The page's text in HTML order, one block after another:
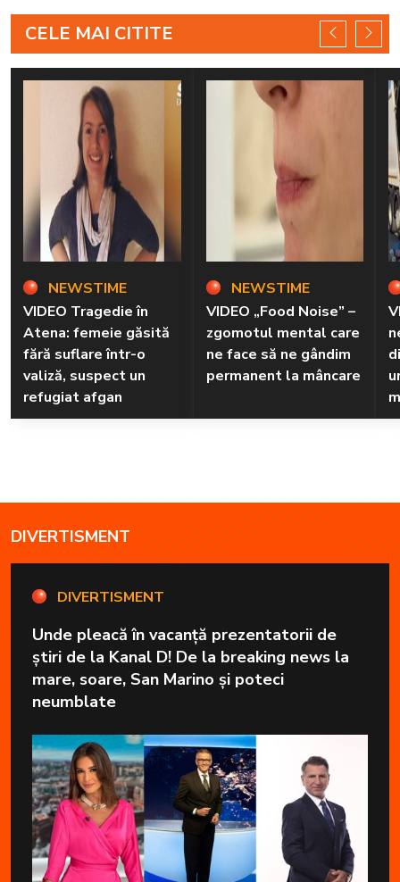
CELE MAI CITITE
NEWSTIME
VIDEO Tragedie în
Atena: femeie găsită
fără suflare într-o
valiză, suspect un
refugiat afgan
NEWSTIME
VIDEO „Food Noise” –
zgomotul mental care
ne face să ne gândim
permanent la mâncare
DIVERTISMENT
DIVERTISMENT
Unde pleacă în vacanță prezentatorii de
știri de la Kanal D! De la breaking news la
mare, soare, San Marino și poteci
neumblate